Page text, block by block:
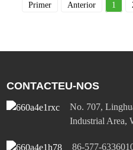
Primer Anterior 1
CONTACTEU-NOS
No. 707,
Industrial Area,
86-577-